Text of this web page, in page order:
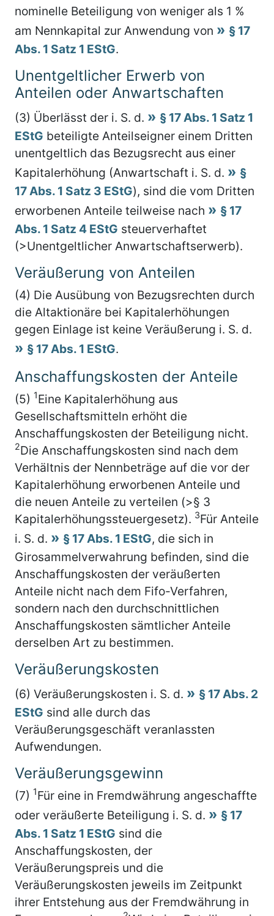
nominelle Beteiligung von weniger als 1 %
am Nennkapital zur Anwendung von
§ 17
Abs. 1 Satz 1 EStG.
Unentgeltlicher Erwerb von
Anteilen oder Anwartschaften
(3) Überlässt der i. S. d.
§ 17 Abs. 1 Satz 1
EStG beteiligte Anteilseigner einem Dritten
unentgeltlich das Bezugsrecht aus einer
Kapitalerhöhung (Anwartschaft i. S. d.
§
17 Abs. 1 Satz 3 EStG), sind die vom Dritten
erworbenen Anteile teilweise nach
§ 17
Abs. 1 Satz 4 EStG steuerverhaftet
(>Unentgeltlicher Anwartschaftserwerb).
Veräußerung von Anteilen
(4) Die Ausübung von Bezugsrechten durch
die Altaktionäre bei Kapitalerhöhungen
gegen Einlage ist keine Veräußerung i. S. d.
§ 17 Abs. 1 EStG.
Anschaffungskosten der Anteile
(5) 1Eine Kapitalerhöhung aus
Gesellschaftsmitteln erhöht die
Anschaffungskosten der Beteiligung nicht.
2Die Anschaffungskosten sind nach dem
Verhältnis der Nennbeträge auf die vor der
Kapitalerhöhung erworbenen Anteile und
die neuen Anteile zu verteilen (>§ 3
Kapitalerhöhungssteuergesetz). 3Für Anteile
i. S. d.
§ 17 Abs. 1 EStG, die sich in
Girosammelverwahrung befinden, sind die
Anschaffungskosten der veräußerten
Anteile nicht nach dem Fifo-Verfahren,
sondern nach den durchschnittlichen
Anschaffungskosten sämtlicher Anteile
derselben Art zu bestimmen.
Veräußerungskosten
(6) Veräußerungskosten i. S. d.
§ 17 Abs. 2
EStG sind alle durch das
Veräußerungsgeschäft veranlassten
Aufwendungen.
Veräußerungsgewinn
(7) 1Für eine in Fremdwährung angeschaffte
oder veräußerte Beteiligung i. S. d.
§ 17
Abs. 1 Satz 1 EStG sind die
Anschaffungskosten, der
Veräußerungspreis und die
Veräußerungskosten jeweils im Zeitpunkt
ihrer Entstehung aus der Fremdwährung in